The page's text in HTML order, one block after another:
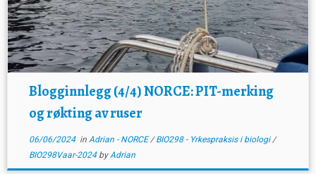
Blogginnlegg (4/4) NORCE: PIT-merking
og røkting av ruser
06/06/2024in Adrian - NORCE/BIO298 - Yrkespraksis i biologi/
BIO298Vaar-2024 byAdrian